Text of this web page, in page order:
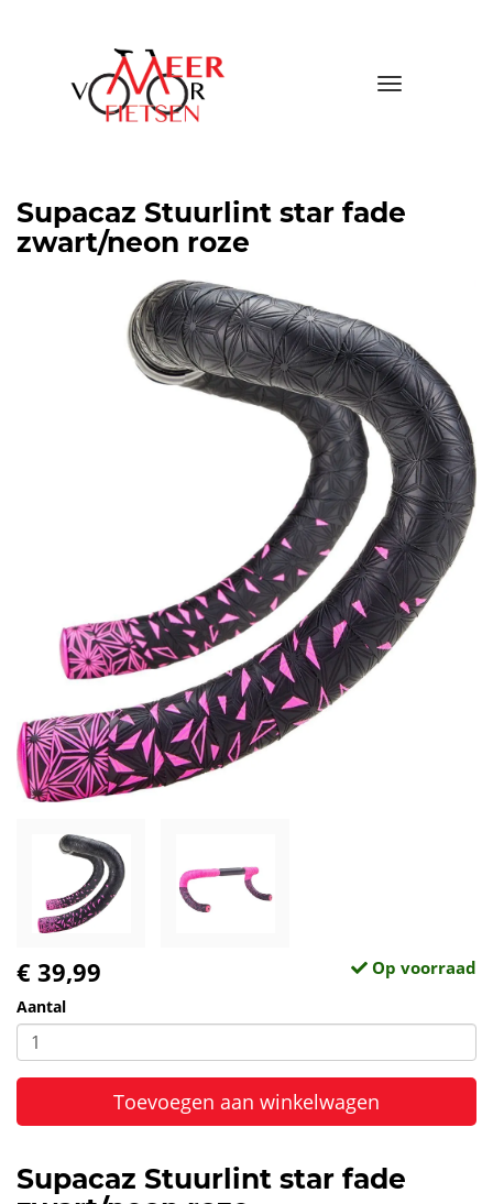
Toggle
Supacaz Stuurlint star fade
zwart/neon roze
€ 39,99 Op voorraad
Aantal
Toevoegen aan winkelwagen
Supacaz Stuurlint star fade